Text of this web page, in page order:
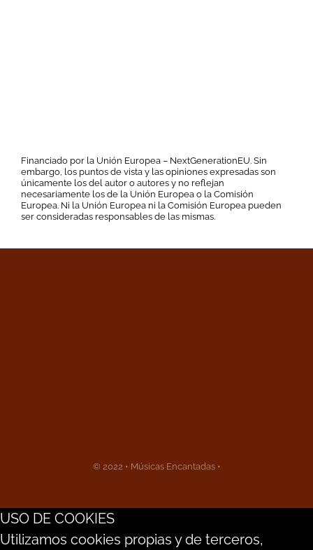
Financiado por la Unión Europea – NextGenerationEU. Sin
embargo, los puntos de vista y las opiniones expresadas son
únicamente los del autor o autores y no reflejan
necesariamente los de la Unión Europea o la Comisión
Europea. Ni la Unión Europea ni la Comisión Europea pueden
ser consideradas responsables de las mismas.
© 2022 • Músicas Encantadas •
USO DE COOKIES
Utilizamos cookies propias y de terceros,